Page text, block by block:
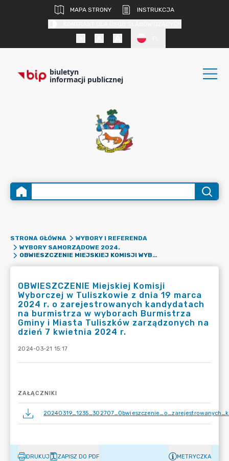
MAPA STRONY
INSTRUKCJA
biuletyn
informacji publicznej
STRONA GŁÓWNA
WYBORY I REFERENDA
WYBORY SAMORZĄDOWE 2024.
OBWIESZCZENIE MIEJSKIEJ KOMISJI WYBORCZEJ W TULISZKOWIE Z DNIA 19 MARCA 2024 R. O ZAREJESTROWANYCH KANDYDATACH NA BURMISTRZA W WYBORACH BURMISTRZA GMINY I MIASTA TULISZKÓW ZARZĄDZONYCH NA DZIEŃ 7 KWIETNIA 2024 R.
OBWIESZCZENIE Miejskiej Komisji
Wyborczej w Tuliszkowie z dnia 19 marca
2024 r. o zarejestrowanych kandydatach
na burmistrza w wyborach Burmistrza
Gminy i Miasta Tuliszków zarządzonych na
dzień 7 kwietnia 2024 r.
2024-03-21 15:17
ZAŁĄCZNIKI
DRUKUJ ZAPISZ DO PDF METRYCZKA